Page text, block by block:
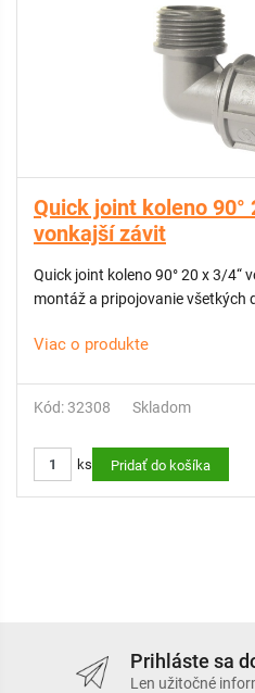
Quick joint koleno 90°
vonkajší závit
Quick joint koleno 90° 20 x 3/4“
montáž a pripojovanie všetkých
Viac o produkte
Kód: 32308 Skladom
ks Pridať do košíka
Prihláste sa
Len užitočné